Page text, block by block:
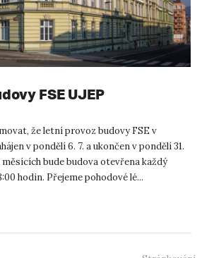
FSE UJEP
že letní provoz budovy FSE v
v pondělí 6. 7. a ukončen v pondělí 31.
bude budova otevřena každý
hodin. Přejeme pohodové lé...